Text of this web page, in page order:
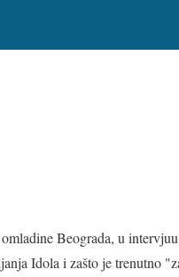
Beograda, u
Idola i zašto je trenutno